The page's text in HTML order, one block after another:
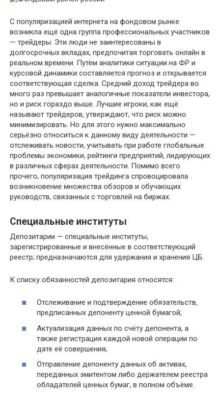
С популяризацией интернета на фондовом рынке
возникла ещё одна группа профессиональных участников
— трейдеры. Эти люди не заинтересованы в
долгосрочных вкладах, предпочитая торговать онлайн в
реальном времени. Путём аналитики ситуации на ФР и
курсовой динамики составляется прогноз и открывается
соответствующая сделка. Средний доход трейдера во
много раз превышает аналогичные показатели инвестора,
но и риск гораздо выше. Лучшие игроки, как ещё
называют трейдеров, утверждают, что риск можно
минимизировать. Но для этого нужно максимально
серьёзно относиться к данному виду деятельности —
отслеживать новости, учитывать при работе глобальные
проблемы экономики, рейтинги предприятий, лидирующих
в различных сферах деятельности. Помимо всего
прочего, популяризация трейдинга спровоцировала
возникновение множества обзоров и обучающих
руководств, связанных с торговлей на биржах.
Специальные институты
Депозитарии — специальные институты,
зарегистрированные и внесённые в соответствующий
реестр; предназначаются для удержания и хранения ЦБ.
К списку обязанностей депозитария относятся:
Отслеживание и подтверждение обязательств,
предписанных депоненту ценной бумагой;
Актуализация данных по счёту депонента, а
также регистрация каждой новой операции по
дате её совершения;
Отправление депоненту данных об активах,
переданных эмитентом либо держателем реестра
обладателей ценных бумаг, в полном объёме.